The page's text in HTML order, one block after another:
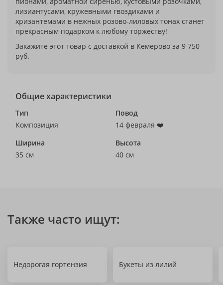
лизиантусами, кружевными гвоздиками и
хризантемами в нежных розово-лиловых тонах станет
прекрасным подарком к любому торжеству!
Закажите этот товар с доставкой в Кемерово за 9 750
руб.
Общие характеристики
Тип
Композиция
Повод
14 февраля ❤️
Ширина
35 см
Высота
40 см
Также часто ищут:
Недорогая гортензия Букеты из лилий